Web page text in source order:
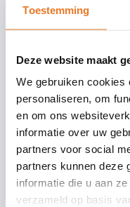
Toestemming
Deze website maakt
We gebruiken cookies
personaliseren, om
en om ons
informatie over uw
partners voor social
partners kunnen deze
informatie die u aan
verzameld op basis